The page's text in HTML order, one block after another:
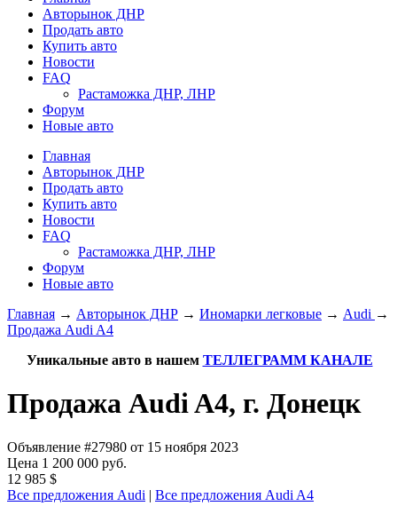
Авторынок ДНР
Продать авто
Купить авто
Новости
FAQ
Растаможка ДНР, ЛНР
Форум
Новые авто
Главная
Авторынок ДНР
Продать авто
Купить авто
Новости
FAQ
Растаможка ДНР, ЛНР
Форум
Новые авто
Главная → Авторынок ДНР → Иномарки легковые → Audi →
Продажа Audi A4
Уникальные авто в нашем ТЕЛЛЕГРАММ КАНАЛЕ
Продажа Audi A4, г. Донецк
Объявление #27980 от 15 ноября 2023
Цена 1 200 000 руб.
12 985 $
Все предложения Audi | Все предложения Audi A4